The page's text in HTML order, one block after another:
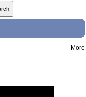
More